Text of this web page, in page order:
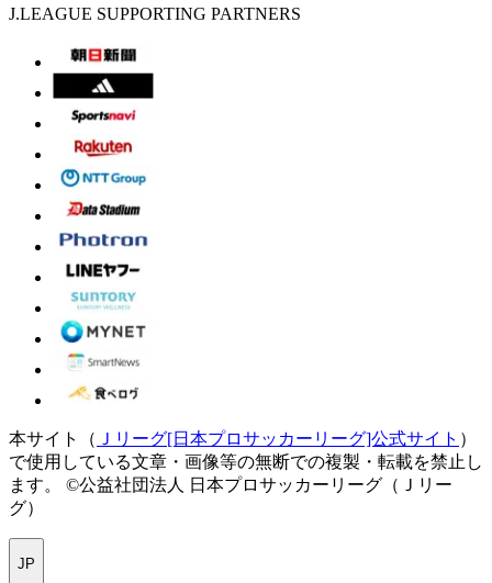
J.LEAGUE SUPPORTING PARTNERS
本サイト（ Ｊリーグ[日本プロサッカーリーグ]公式サイト ）
で使用している文章・画像等の無断での複製・転載を禁止し
ます。
©公益社団法人 日本プロサッカーリーグ（Ｊリー
グ）
JP